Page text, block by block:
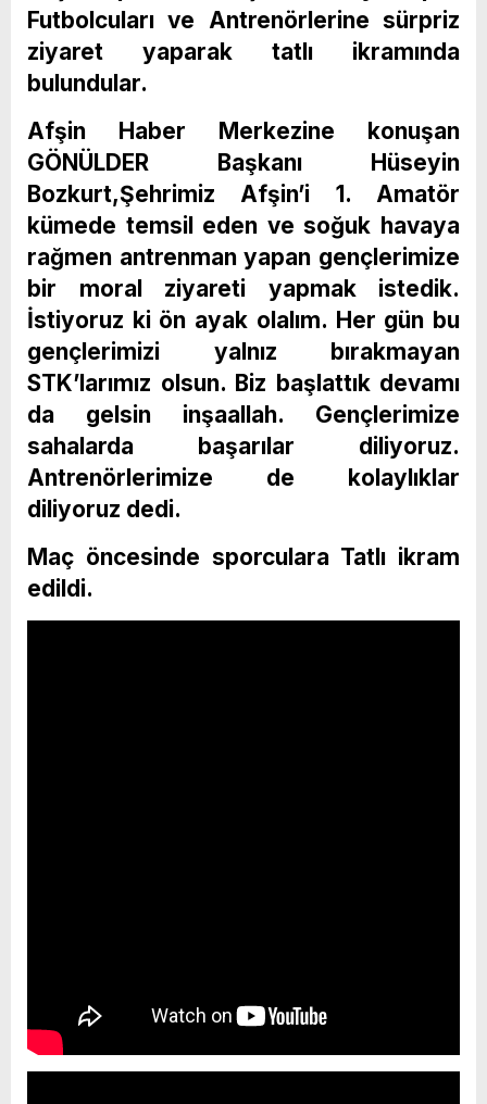
Futbolcuları ve Antrenörlerine sürpriz
ziyaret yaparak tatlı ikramında
bulundular.
Afşin Haber Merkezine konuşan
GÖNÜLDER Başkanı Hüseyin
Bozkurt,Şehrimiz Afşin’i 1. Amatör
kümede temsil eden ve soğuk havaya
rağmen antrenman yapan gençlerimize
bir moral ziyareti yapmak istedik.
İstiyoruz ki ön ayak olalım. Her gün bu
gençlerimizi yalnız bırakmayan
STK’larımız olsun. Biz başlattık devamı
da gelsin inşaallah. Gençlerimize
sahalarda başarılar diliyoruz.
Antrenörlerimize de kolaylıklar
diliyoruz dedi.
Maç öncesinde sporculara Tatlı ikram
edildi.